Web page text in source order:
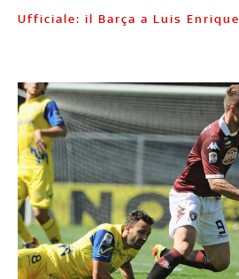
Ufficiale: il Barça a Luis Enrique